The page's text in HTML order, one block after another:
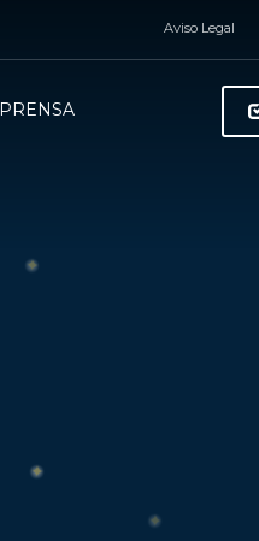
Aviso Legal
PRENSA